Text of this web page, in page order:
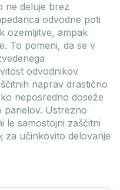
ne deluje brez
odvodne poti
ozemljitve, ampak
To pomeni, da se v
odvodnikov
naprav drastično
neposredno doseže
Ustrezno
le samostojni zaščitni
za učinkovito delovanje